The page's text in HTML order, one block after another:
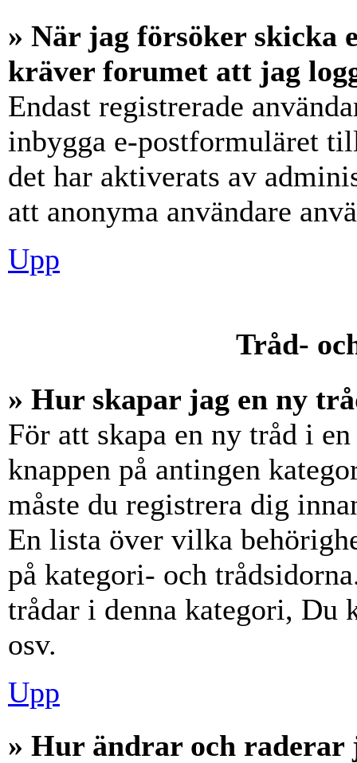
» När jag försöker skicka
kräver forumet att jag
Endast registrerade
inbygga e-postformuläret
det har aktiverats av
att anonyma användare
Upp
Tråd-
» Hur skapar jag en ny
För att skapa en ny tråd i
knappen på antingen
måste du registrera dig
En lista över vilka
på kategori- och
trådar i denna kategori, Du
osv.
Upp
» Hur ändrar och raderar